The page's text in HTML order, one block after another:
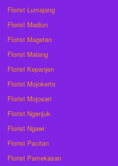
Florist Lumajang
Florist Madiun
Florist Magetan
Florist Malang
Florist Kepanjen
Florist Mojokerto
Florist Mojosari
Florist Nganjuk
Florist Ngawi
Florist Pacitan
Florist Pamekasan